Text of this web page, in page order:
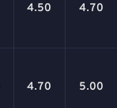
4.50 4.70
4.70 5.00